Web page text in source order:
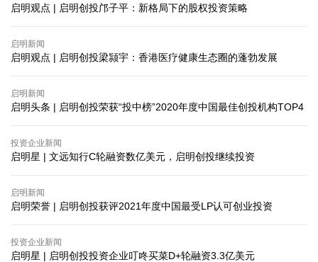
启明观点 | ​启明创投邝子平：新格局下的股权投资策略
启明新闻
启明观点 | ​启明创投梁颕宇：香港医疗健康生态圈的蓬勃发展
启明新闻
启明头条 | 启明创投荣获“投中榜”2020年度中国最佳创投机构TOP4
投资企业新闻
启明星 | 文远知行C轮融资数亿美元，启明创投继续投资
启明新闻
启明荣誉 | ​启明创投获评2021年度中国最受LP认可创业投资
投资企业新闻
启明星 | ​启明创投投资企业叮咚买菜D+轮融资3.3亿美元